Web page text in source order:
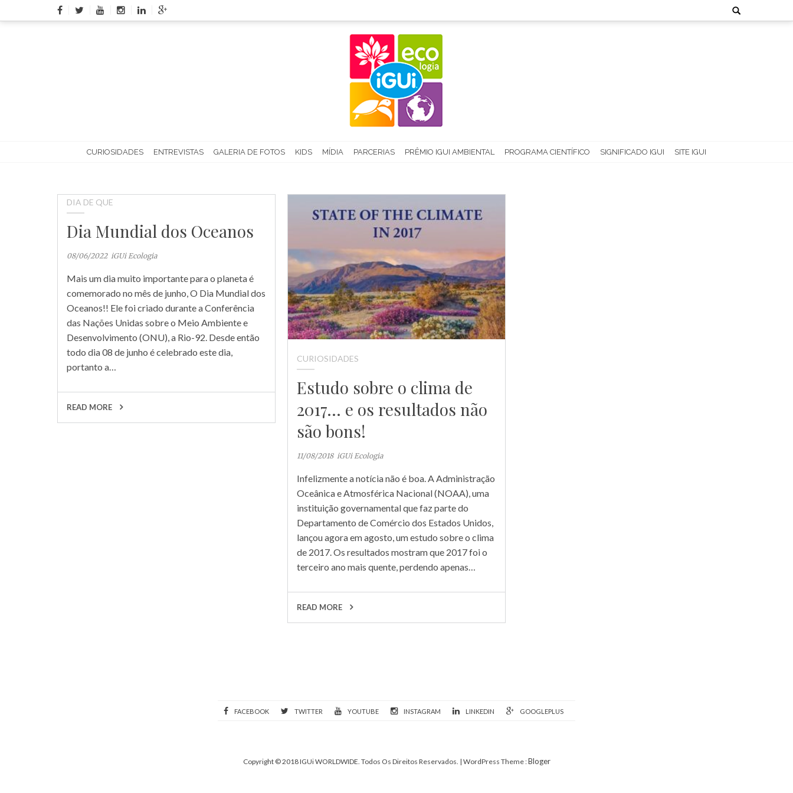
to
Search
for:
CURIOSIDADES ENTREVISTAS GALERIA DE FOTOS KIDS MÍDIA PARCERIAS PRÊMIO IGUI AMBIENTAL PROGRAMA CIENTÍFICO SIGNIFICADO IGUI SITE IGUI
DIA DE QUE
Dia Mundial dos Oceanos
08/06/2022 iGUi Ecologia
Mais um dia muito importante para o planeta é
comemorado no mês de junho, O Dia Mundial dos
Oceanos!! Ele foi criado durante a Conferência
das Nações Unidas sobre o Meio Ambiente e
Desenvolvimento (ONU), a Rio-92. Desde então
todo dia 08 de junho é celebrado este dia,
portanto a…
READ MORE
CURIOSIDADES
Estudo sobre o clima de
2017… e os resultados não
são bons!
11/08/2018 iGUi Ecologia
Infelizmente a notícia não é boa. A Administração
Oceânica e Atmosférica Nacional (NOAA), uma
instituição governamental que faz parte do
Departamento de Comércio dos Estados Unidos,
lançou agora em agosto, um estudo sobre o clima
de 2017. Os resultados mostram que 2017 foi o
terceiro ano mais quente, perdendo apenas…
READ MORE
FACEBOOK TWITTER YOUTUBE INSTAGRAM LINKEDIN GOOGLEPLUS
Copyright © 2018 IGUi WORLDWIDE. Todos Os Direitos Reservados. | WordPress Theme :Bloger